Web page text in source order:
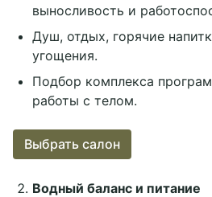
выносливость и
Душ, отдых, горячие
угощения.
Подбор комплекса
работы с телом.
Выбрать салон
Водный баланс и питание